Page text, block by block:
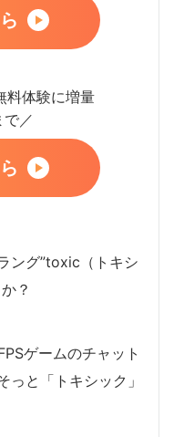
料体験に増量
／
ング”toxic（トキシ
？
ゲームのチャット
と「トキシック」